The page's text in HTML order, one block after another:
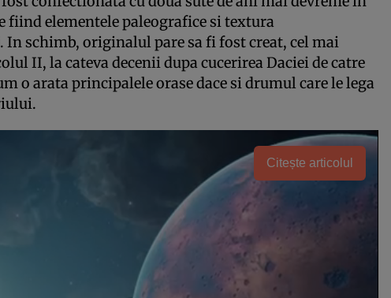
fiind elementele paleografice si textura
schimb, originalul pare sa fi fost creat, cel mai
II, la cateva decenii dupa cucerirea Daciei de catre
o arata principalele orase dace si drumul care le lega
Citește articolul